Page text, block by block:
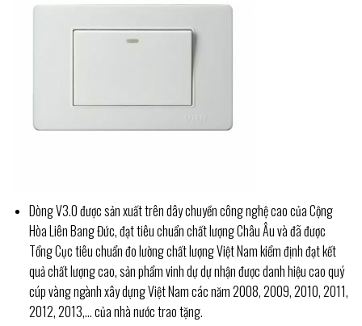
Dòng V3.0 được sản xuất trên dây chuyền công nghệ cao của Cộng
Hòa Liên Bang Đức, đạt tiêu chuẩn chất lượng Châu Âu và đã được
Tổng Cục tiêu chuẩn đo lường chất lượng Việt Nam kiểm định đạt kết
quả chất lượng cao, sản phẩm vinh dự dự nhận được danh hiệu cao quý
cúp vàng ngành xây dựng Việt Nam các năm 2008, 2009, 2010, 2011,
2012, 2013,… của nhà nước trao tặng.